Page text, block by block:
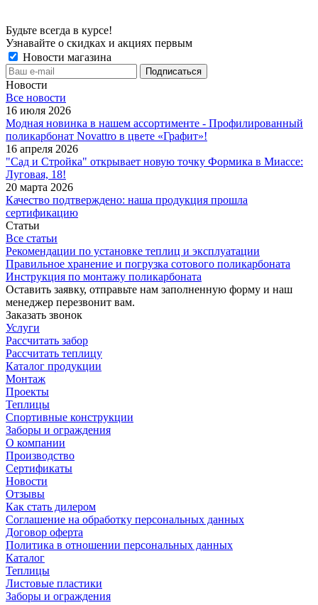
Будьте всегда в курсе!
Узнавайте о скидках и акциях первым
Новости магазина
Новости
Все новости
16 июля 2026
Модная новинка в нашем ассортименте - Профилированный
поликарбонат Novattro в цвете «Графит»!
16 апреля 2026
"Сад и Стройка" открывает новую точку Формика в Миассе:
Луговая, 18!
20 марта 2026
Качество подтверждено: наша продукция прошла
сертификацию
Статьи
Все статьи
Рекомендации по установке теплиц и эксплуатации
Правильное хранение и погрузка сотового поликарбоната
Инструкция по монтажу поликарбоната
Оставить заявку, отправьте нам заполненную форму и наш
менеджер перезвонит вам.
Заказать звонок
Услуги
Рассчитать забор
Рассчитать теплицу
Каталог продукции
Монтаж
Проекты
Теплицы
Спортивные конструкции
Заборы и ограждения
О компании
Производство
Сертификаты
Новости
Отзывы
Как стать дилером
Соглашение на обработку персональных данных
Договор оферта
Политика в отношении персональных данных
Каталог
Теплицы
Листовые пластики
Заборы и ограждения